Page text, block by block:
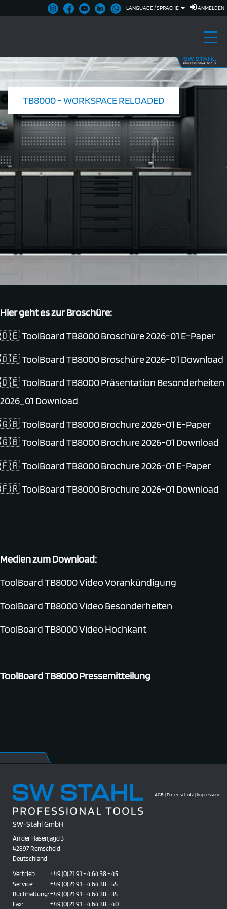
ANMELDEN
LANGUAGE / SPRACHE
TB8000 - WORKSPACE RELOADED
Hier geht es zur Broschüre:
🇩🇪ToolBoard TB8000 Broschüre 2026-01 E-Paper
🇩🇪ToolBoard TB8000 Broschüre 2026-01 Download
🇩🇪ToolBoard TB8000 Präsentation Besonderheiten
2026_01 Download
🇬🇧ToolBoard TB8000 Brochure 2026-01 E-Paper
🇬🇧ToolBoard TB8000 Brochure 2026-01 Download
🇫🇷ToolBoard TB8000 Brochure 2026-01 E-Paper
🇫🇷ToolBoard TB8000 Brochure 2026-01 Download
Medien zum Download:
ToolBoard TB8000 Video Vorankündigung
ToolBoard TB8000 Video Besonderheiten
ToolBoard TB8000 Video Hochkant
ToolBoard TB8000 Pressemitteilung
AGB|Datenschutz|Impressum
SW-Stahl GmbH
An der Hasenjagd 3
42897 Remscheid
Deutschland
Vertrieb:
+49 (0) 21 91 - 4 64 38 - 45
Service:
+49 (0) 21 91 - 4 64 38 - 55
Buchhaltung: +49 (0) 21 91 - 4 64 38 - 35
Fax:
+49 (0) 21 91 - 4 64 38 - 40